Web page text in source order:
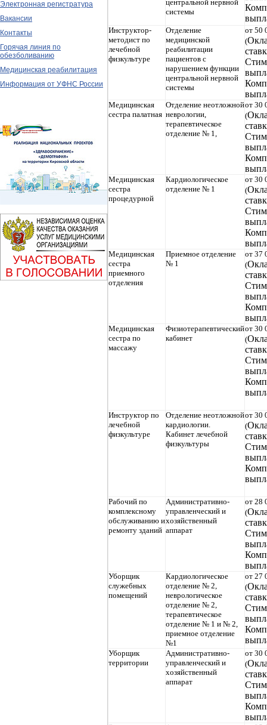
Электронная регистратура
Вакансии
Контакты
Горячая линия по
обезболиванию
Медицинская реабилитация
Информация от УФНС России
центральной нервной
системы
Инструктор-
методист по
лечебной
физкультуре
Отделение
медицинской
реабилитации
пациентов с
нарушением функции
центральной нервной
системы
от 50
(
Медицинская
сестра палатная
Отделение неотложной
неврологии,
терапевтическое
отделение № 1,
от 30
(
Медицинская
сестра
процедурной
Кардиологическое
отделение № 1
от 30
(
Медицинская
сестра
приемного
отделения
Приемное отделение
№ 1
от 37
(
Медицинская
сестра по
массажу
Физиотерапевтический
кабинет
от 30
(
Инструктор по
лечебной
физкультуре
Отделение неотложной
кардиологии.
Кабинет лечебной
физкультуры
от 30
(
Рабочий по
комплексному
обслуживанию и
ремонту зданий
Административно-
управленческий и
хозяйственный
аппарат
от 28
(
Уборщик
служебных
помещений
Кардиологическое
отделение № 2,
неврологическое
отделение № 2,
терапевтическое
отделение № 1 и № 2,
приемное отделение
№1
от 27
(
Уборщик
территории
Административно-
управленческий и
хозяйственный
аппарат
от 30
(